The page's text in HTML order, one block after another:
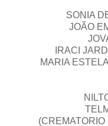
SONIA
JOÃO
IRACI
MARIA